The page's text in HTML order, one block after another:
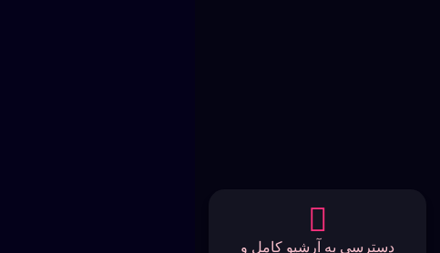
دسترسی به آرشیو کامل و